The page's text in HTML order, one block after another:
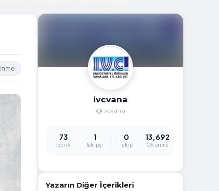
ivcvana
@ivcvana
73
İçerik
1
Takipçi
0
Takip
13,692
Okunma
Yazarın Diğer İçerikleri